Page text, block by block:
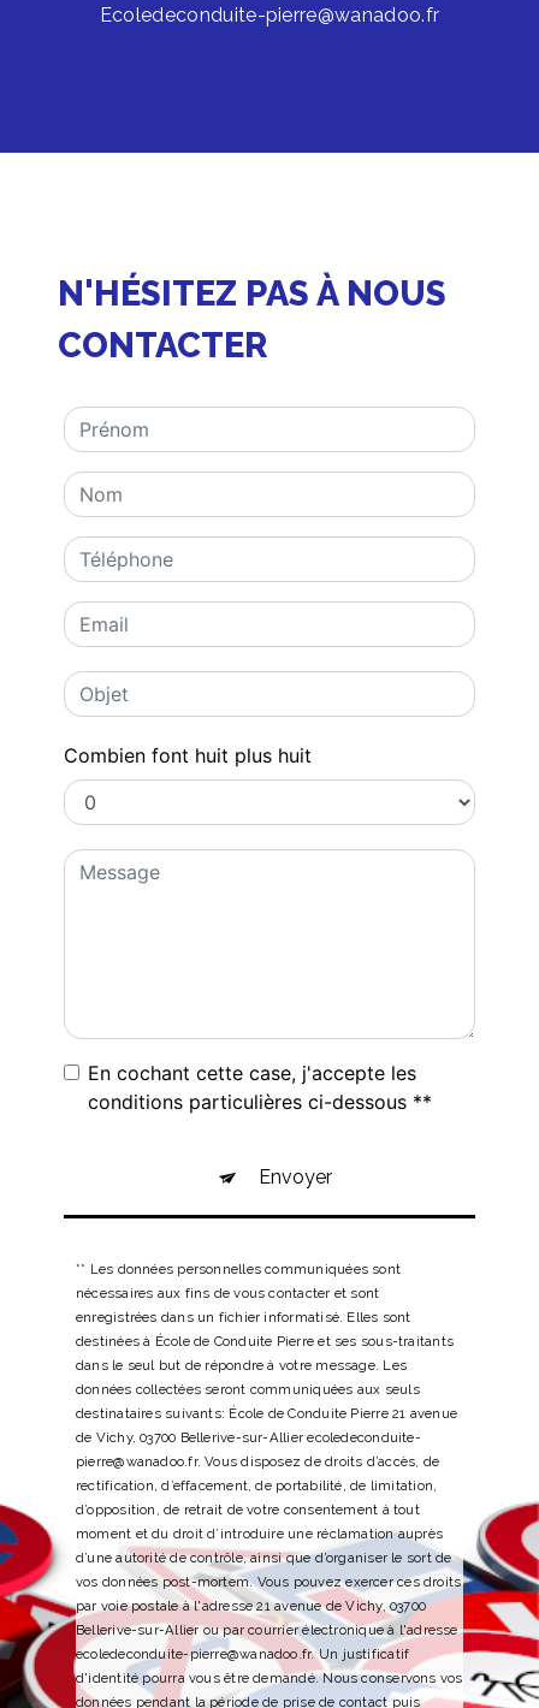
ecoledeconduite-pierre@wanadoo.fr
N'HÉSITEZ PAS À NOUS
CONTACTER
Combien font huit plus huit
En cochant cette case, j'accepte les
conditions particulières ci-dessous **
Envoyer
** Les données personnelles communiquées sont
nécessaires aux fins de vous contacter et sont
enregistrées dans un fichier informatisé. Elles sont
destinées à École de Conduite Pierre et ses sous-traitants
dans le seul but de répondre à votre message. Les
données collectées seront communiquées aux seuls
destinataires suivants: École de Conduite Pierre 21 avenue
de Vichy, 03700 Bellerive-sur-Allier ecoledeconduite-
pierre@wanadoo.fr. Vous disposez de droits d’accès, de
rectification, d’effacement, de portabilité, de limitation,
d’opposition, de retrait de votre consentement à tout
moment et du droit d’introduire une réclamation auprès
d’une autorité de contrôle, ainsi que d’organiser le sort de
vos données post-mortem. Vous pouvez exercer ces droits
par voie postale à l'adresse 21 avenue de Vichy, 03700
Bellerive-sur-Allier ou par courrier électronique à l'adresse
ecoledeconduite-pierre@wanadoo.fr. Un justificatif
d'identité pourra vous être demandé. Nous conservons vos
données pendant la période de prise de contact puis